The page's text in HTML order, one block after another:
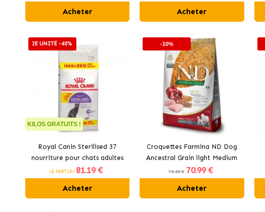
Acheter Acheter
2E UNITÉ -40%
KILOS GRATUITS !
Royal Canin Sterilised 37
nourriture pour chats adultes
stérilisés
(À PARTIR) 81.19 €
Acheter
-10%
Croquettes Farmina ND Dog
Ancestral Grain light Medium
Maxi pour chiens au poulet
78.88 € 70.99 €
Acheter